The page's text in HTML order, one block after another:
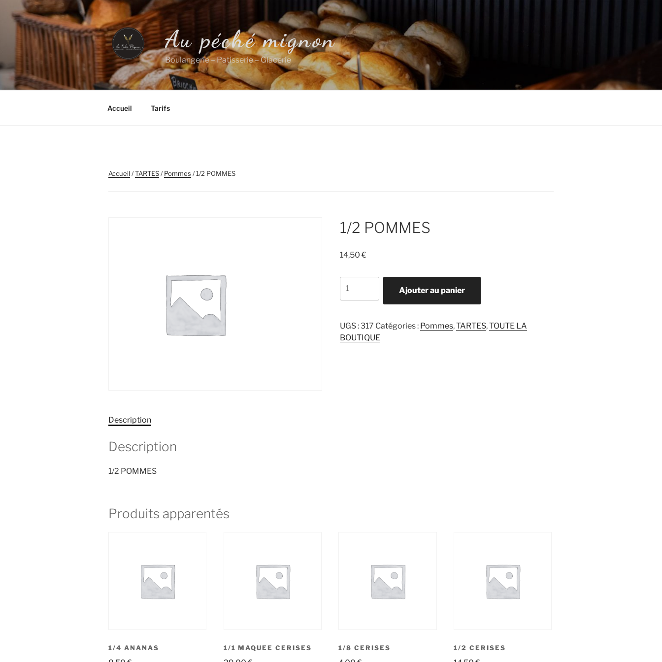
contenu
Au péché mignon
Boulangerie – Patisserie – Glacerie
Accueil Tarifs
Accueil/TARTES/Pommes / 1/2 POMMES
1/2 POMMES
14,50€
de
Ajouter au panier
UGS :317 Catégories : Pommes,TARTES,TOUTE LA
BOUTIQUE
Description
Description
1/2 POMMES
Produits apparentés
1/4 ANANAS 1/1 MAQUEE CERISES 1/8 CERISES 1/2 CERISES